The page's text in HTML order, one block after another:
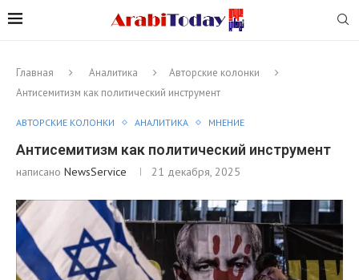
Главная Аналитика
Авторские колонки
Антисемитизм как политический инструмент
АВТОРСКИЕ КОЛОНКИ АНАЛИТИКА МНЕНИЕ
Антисемитизм как политический инструмент
написано NewsService 21 декабря, 2025